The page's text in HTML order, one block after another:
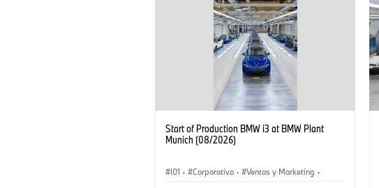
Start of Production BMW i3 at BMW Plant
Munich (08/2026)
I01 · Corporativo · Ventas y Marketing ·